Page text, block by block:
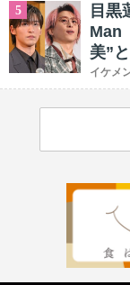
5
目黒
Man
美”
イケメ